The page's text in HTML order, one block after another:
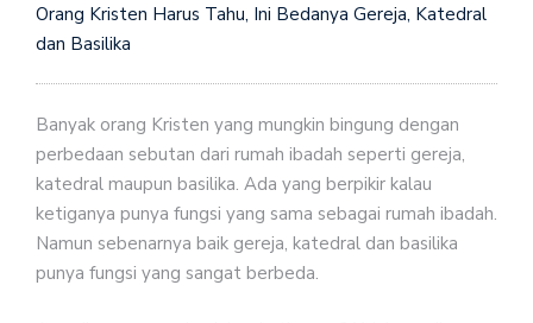
Orang Kristen Harus Tahu, Ini Bedanya Gereja, Katedral
dan Basilika
Banyak orang Kristen yang mungkin bingung dengan
perbedaan sebutan dari rumah ibadah seperti gereja,
katedral maupun basilika. Ada yang berpikir kalau
ketiganya punya fungsi yang sama sebagai rumah ibadah.
Namun sebenarnya baik gereja, katedral dan basilika
punya fungsi yang sangat berbeda.